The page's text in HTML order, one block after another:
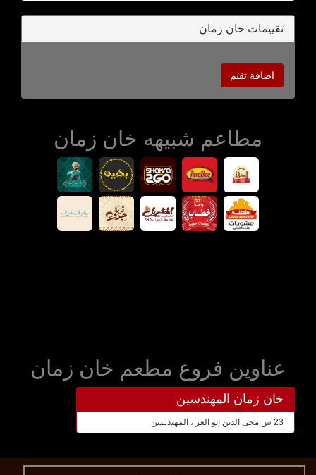
تقييمات خان زمان
اضافة تقيم
مطاعم شبيهه خان زمان
عناوين فروع مطعم خان زمان
خان زمان المهندسين
23 ش محى الدين ابو العز ، المهندسين